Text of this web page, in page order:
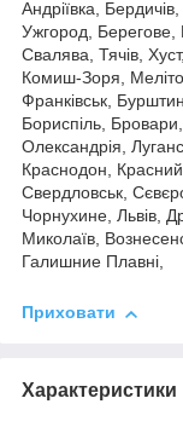
Андріївка,
Ужгород, Берегове,
Свалява, Тячів,
Комиш-Зоря,
Франківськ,
Бориспіль,
Олександрія,
Краснодон,
Свердловськ,
Чорнухине, Львів,
Миколаїв,
Галишние Плавні,
Приховати
Характеристики